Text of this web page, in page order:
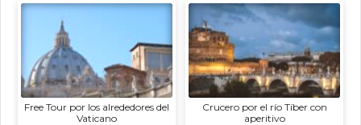
Free Tour por los alrededores del
Vaticano
Crucero por el río Tíber con
aperitivo